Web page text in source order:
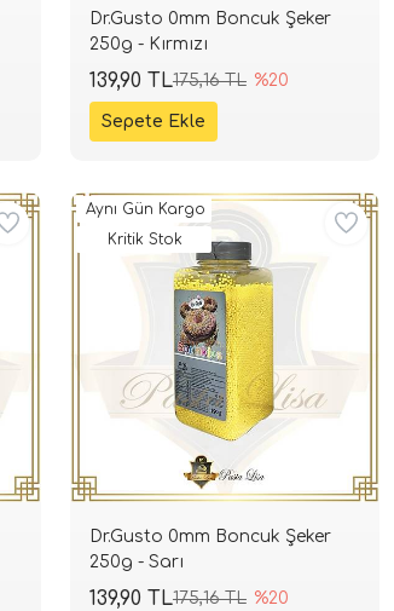
Dr.Gusto 0mm Boncuk Şeker
250g - Kırmızı
175,16 TL %20
139,90 TL
Dr.Gusto 0mm Boncuk Şeker
250g - Sarı
175,16 TL %20
139,90 TL
Aynı Gün Kargo
Kritik Stok